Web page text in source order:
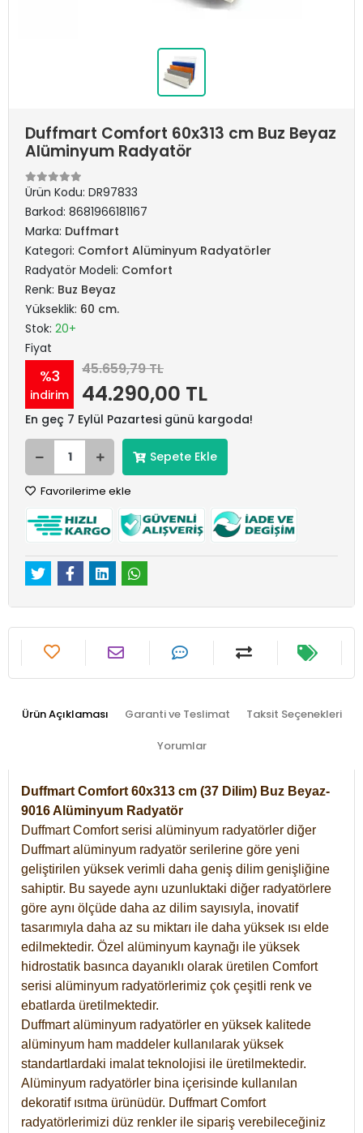
Duffmart Comfort 60x313 cm Buz Beyaz
Alüminyum Radyatör
Ürün Kodu: DR97833
Barkod: 8681966181167
Marka: Duffmart
Kategori: Comfort Alüminyum Radyatörler
Radyatör Modeli: Comfort
Renk: Buz Beyaz
Yükseklik: 60 cm.
Stok: 20+
Fiyat
%3
indirim
45.659,79 TL
44.290,00 TL
En geç 7 Eylül Pazartesi günü kargoda!
Sepete Ekle
Favorilerime ekle
Ürün Açıklaması Garanti ve Teslimat Taksit Seçenekleri
Yorumlar
Duffmart Comfort 60x313 cm (37 Dilim) Buz Beyaz-
9016 Alüminyum Radyatör
Duffmart Comfort serisi alüminyum radyatörler diğer
Duffmart alüminyum radyatör serilerine göre yeni
geliştirilen yüksek verimli daha geniş dilim genişliğine
sahiptir. Bu sayede aynı uzunluktaki diğer radyatörlere
göre aynı ölçüde daha az dilim sayısıyla, inovatif
tasarımıyla daha az su miktarı ile daha yüksek ısı elde
edilmektedir. Özel alüminyum kaynağı ile yüksek
hidrostatik basınca dayanıklı olarak üretilen Comfort
serisi alüminyum radyatörlerimiz çok çeşitli renk ve
ebatlarda üretilmektedir.
Duffmart alüminyum radyatörler en yüksek kalitede
alüminyum ham maddeler kullanılarak yüksek
standartlardaki imalat teknolojisi ile üretilmektedir.
Alüminyum radyatörler bina içerisinde kullanılan
dekoratif ısıtma ürünüdür. Duffmart Comfort
radyatörlerimizi düz renkler ile sipariş verebileceğiniz